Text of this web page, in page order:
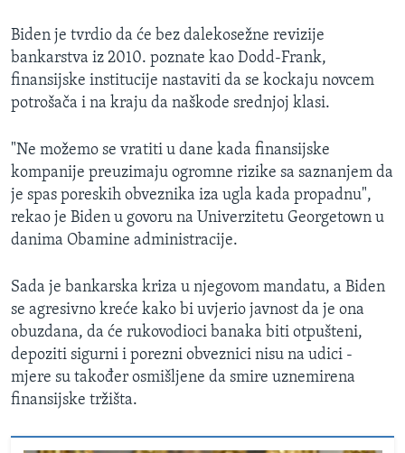
Biden je tvrdio da će bez dalekosežne revizije
bankarstva iz 2010. poznate kao Dodd-Frank,
finansijske institucije nastaviti da se kockaju novcem
potrošača i na kraju da naškode srednjoj klasi.
"Ne možemo se vratiti u dane kada finansijske
kompanije preuzimaju ogromne rizike sa saznanjem da
je spas poreskih obveznika iza ugla kada propadnu",
rekao je Biden u govoru na Univerzitetu Georgetown u
danima Obamine administracije.
Sada je bankarska kriza u njegovom mandatu, a Biden
se agresivno kreće kako bi uvjerio javnost da je ona
obuzdana, da će rukovodioci banaka biti otpušteni,
depoziti sigurni i porezni obveznici nisu na udici -
mjere su također osmišljene da smire uznemirena
finansijske tržišta.